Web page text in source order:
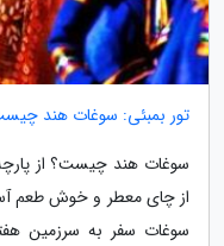
تور بمبئی: سوغات هند
سوغات هند چیست؟ از
از چای معطر و خوش طعم
سوغات سفر به سرزمین